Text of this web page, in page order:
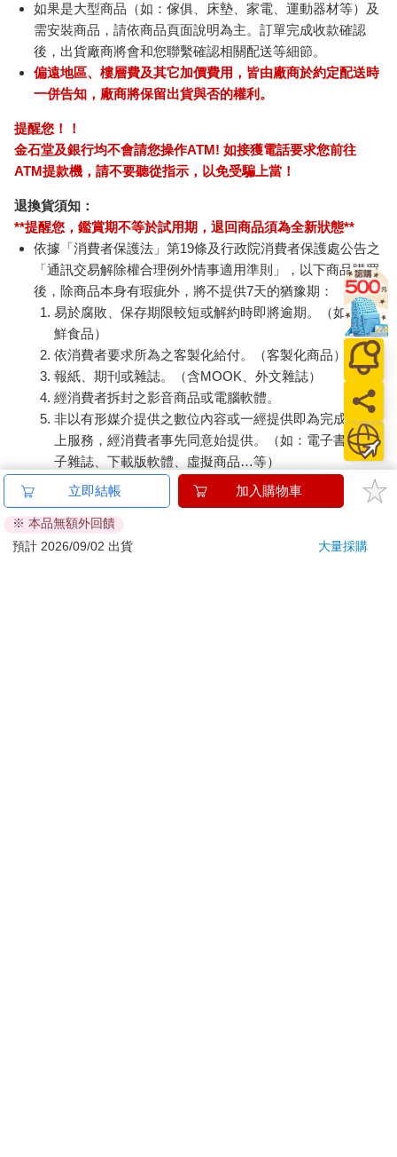
如果是大型商品（如：傢俱、床墊、家電、運動器材等）及
需安裝商品，請依商品頁面說明為主。訂單完成收款確認
後，出貨廠商將會和您聯繫確認相關配送等細節。
偏遠地區、樓層費及其它加價費用，皆由廠商於約定配送時
一併告知，廠商將保留出貨與否的權利。
提醒您！！
金石堂及銀行均不會請您操作ATM! 如接獲電話要求您前往
ATM提款機，請不要聽從指示，以免受騙上當！
退換貨須知：
**提醒您，鑑賞期不等於試用期，退回商品須為全新狀態**
依據「消費者保護法」第19條及行政院消費者保護處公告之
「通訊交易解除權合理例外情事適用準則」，以下商品購買
後，除商品本身有瑕疵外，將不提供7天的猶豫期：
易於腐敗、保存期限較短或解約時即將逾期。（如：生
鮮食品）
依消費者要求所為之客製化給付。（客製化商品）
報紙、期刊或雜誌。（含MOOK、外文雜誌）
經消費者拆封之影音商品或電腦軟體。
非以有形媒介提供之數位內容或一經提供即為完成之線
上服務，經消費者事先同意始提供。（如：電子書、電
子雜誌、下載版軟體、虛擬商品…等）
已拆封之個人衛生用品。（如：內衣褲、刮鬍刀、除毛
刀…等）
若非上列種類商品，均享有到貨7天的猶豫期（含例假
日）。
立即結帳 加入購物車
※ 本品無額外回饋
預計 2026/09/02 出貨
大量採購